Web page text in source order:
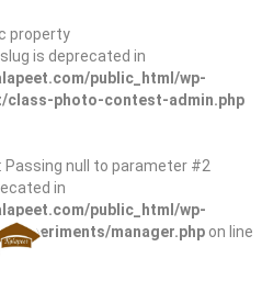
property
is deprecated in
public_html/wp-
photo-contest-admin.php
Passing null to parameter #2
in
public_html/wp-
experiments/manager.php on line